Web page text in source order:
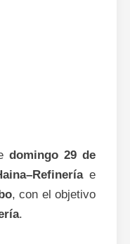
domingo 29 de
e
, con el objetivo
.